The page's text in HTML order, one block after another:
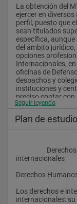
La obtención del
ejercer en
perfil, puesto que
sean titulados
específica,
del ámbito
opciones
Internacionales,
oficinas de
despachos y
instituciones y
preciso contar con
Seguir leyendo
Plan de
internacionales
Derechos
Los derechos e
internacionales: